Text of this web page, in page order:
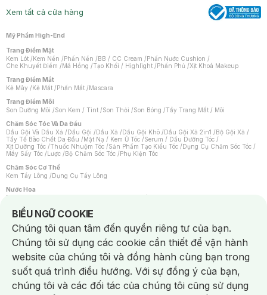
Xem tất cả cửa hàng
Mỹ Phẩm High-End
Trang Điểm Mặt
Kem Lót /Kem Nền /Phấn Nền /BB / CC Cream /Phấn Nước Cushion /
Che Khuyết Điểm /Má Hồng /Tạo Khối / Highlight /Phấn Phủ /Xịt Khoá Makeup
Trang Điểm Mắt
Kẻ Mày /Kẻ Mắt /Phấn Mắt /Mascara
Trang Điểm Môi
Son Dưỡng Môi /Son Kem / Tint /Son Thỏi /Son Bóng /Tẩy Trang Mắt / Môi
Chăm Sóc Tóc Và Da Đầu
Dầu Gội Và Dầu Xả /Dầu Gội /Dầu Xả /Dầu Gội Khô /Dầu Gội Xả 2in1 /Bộ Gội Xả /
Tẩy Tế Bào Chết Da Đầu /Mặt Nạ / Kem Ủ Tóc /Serum / Dầu Dưỡng Tóc /
Xịt Dưỡng Tóc /Thuốc Nhuộm Tóc /Sản Phẩm Tạo Kiểu Tóc /Dụng Cụ Chăm Sóc Tóc /
Máy Sấy Tóc /Lược /Bộ Chăm Sóc Tóc /Phụ Kiện Tóc
Chăm Sóc Cơ Thể
Kem Tẩy Lông /Dụng Cụ Tẩy Lông
Nước Hoa
Nước Hoa Nữ
Chăm Sóc Cá Nhân
Chống Muỗi /Khẩu Trang /Máy Massage/Mặt Nạ Xông Hơi /Nước Rửa Tay/
Sản Phẩm Chăm Sóc Khác /Bàn Chải Đánh Răng /Bàn Chải Điện/
Hỗ Trợ Trắng Răng/Kem Đánh Răng /Máy Tăm Nước/ Nước Súc Miệng/
Tăm / Chỉ Nha Khoa/ Xịt Thơm Miệng / Dung Dịch Vệ Sinh/Dưỡng Vùng Kín/
Khăn Ướt Vệ Sinh Vùng Kín/Băng Vệ Sinh/Tampon/Bọt Cạo Râu /Dao Cạo Râu/
Máy Cạo Râu
Vấn Đề Về Da
Da Dầu / Lỗ Chân Lông To/ Da Khô / Mất Nước/ Da Lão Hóa/ Da Mụn/
Da Nhạy Cảm / Kích Ứng
Da Xỉn Màu Thâm / Nám / Tàn Nhang
BIỂU NGỮ COOKIE
Notice about cookies usage
Chúng tôi quan tâm đến quyền riêng tư của bạn.
Chúng tôi sử dụng các cookie cần thiết để vận hành
website của chúng tôi và đồng hành cùng bạn trong
suốt quá trình điều hướng. Với sự đồng ý của bạn,
chúng tôi và các đối tác của chúng tôi cũng sử dụng